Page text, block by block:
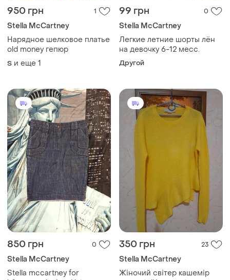
950 грн 1
Stella McCartney
Нарядное шелковое платье
old money гепюр
S и еще 1
99 грн 0
Stella McCartney
Легкие летние шорты лён
на девочку 6-12 месс.
Другой
850 грн 0
Stella McCartney
Stella mccartney for
350 грн 23
Stella McCartney
Жіночий світер кашемір